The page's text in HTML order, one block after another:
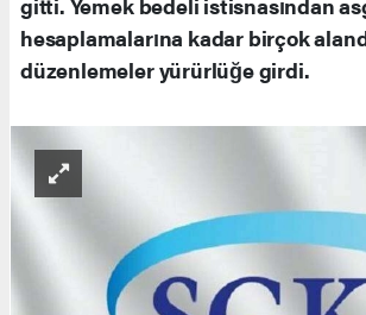
hesaplamalarına kadar birçok
düzenlemeler yürürlüğe girdi.